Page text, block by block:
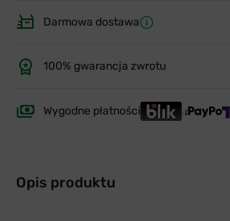
Darmowa dostawa
100% gwarancja zwrotu
Wygodne płatności
Opis produktu